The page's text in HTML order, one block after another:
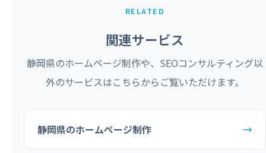
RELATED
関連サービス
静岡県のホームページ制作や、SEOコンサルティング以
外のサービスはこちらからご覧いただけます。
静岡県のホームページ制作 →